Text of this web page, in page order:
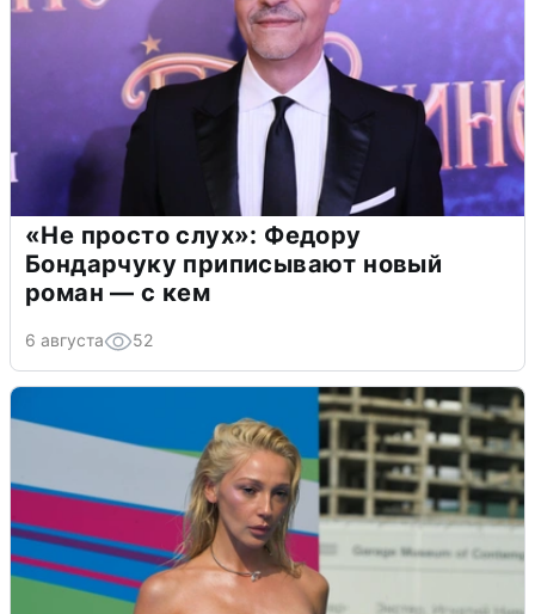
«Не просто слух»: Федору
Бондарчуку приписывают новый
роман — с кем
6 августа 52